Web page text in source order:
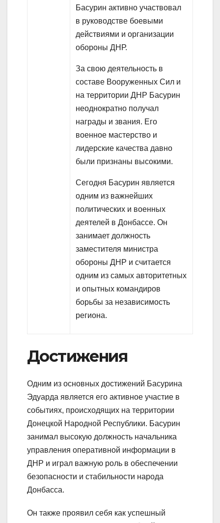
Басурин активно участвовал
в руководстве боевыми
действиями и организации
обороны ДНР.
За свою деятельность в
составе Вооруженных Сил и
на территории ДНР Басурин
неоднократно получал
награды и звания. Его
военное мастерство и
лидерские качества давно
были признаны высокими.
Сегодня Басурин является
одним из важнейших
политических и военных
деятелей в Донбассе. Он
занимает должность
заместителя министра
обороны ДНР и считается
одним из самых авторитетных
и опытных командиров
борьбы за независимость
региона.
Достижения
Одним из основных достижений Басурина
Эдуарда является его активное участие в
событиях, происходящих на территории
Донецкой Народной Республики. Басурин
занимал высокую должность начальника
управления оперативной информации в
ДНР и играл важную роль в обеспечении
безопасности и стабильности народа
Донбасса.
Он также проявил себя как успешный